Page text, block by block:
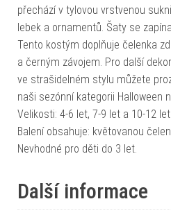
přechází v tylovou vrstvenou
lebek a ornamentů. Šaty se
Tento kostým doplňuje čelenka
a černým závojem. Pro další
ve strašidelném stylu můžete
naši sezónní kategorii Halloween
Velikosti: 4-6 let, 7-9 let a 10-12
Balení obsahuje: květovanou
Nevhodné pro děti do 3 let.
Další informace